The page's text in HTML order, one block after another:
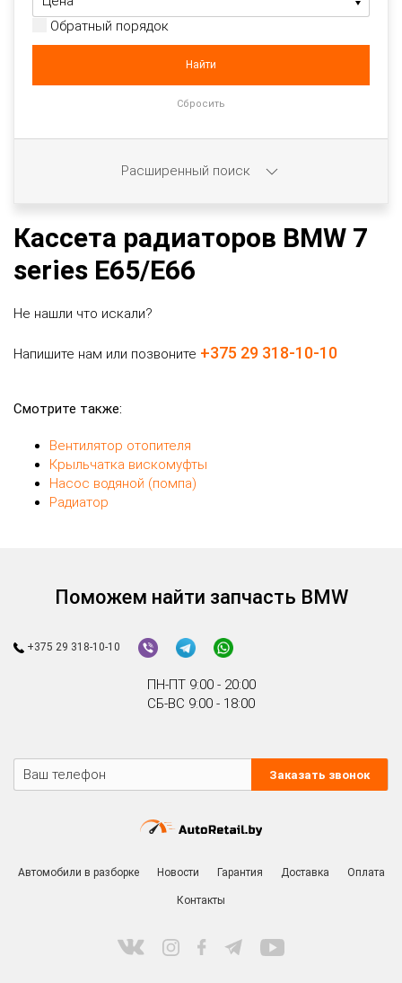
Кассета радиаторов BMW 7
series E65/E66
Не нашли что искали?
Напишите нам или позвоните +375 29 318-10-10
Смотрите также:
Вентилятор отопителя
Крыльчатка вискомуфты
Насос водяной (помпа)
Радиатор
Обратный порядок
Расширенный поиск
Поможем найти запчасть BMW
+375 29 318-10-10
ПН-ПТ 9:00 - 20:00
СБ-ВС 9:00 - 18:00
Заказать звонок
Автомобили в разборке Новости Гарантия Доставка Оплата
Контакты